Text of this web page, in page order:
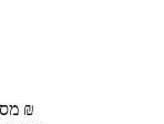
19 ₪